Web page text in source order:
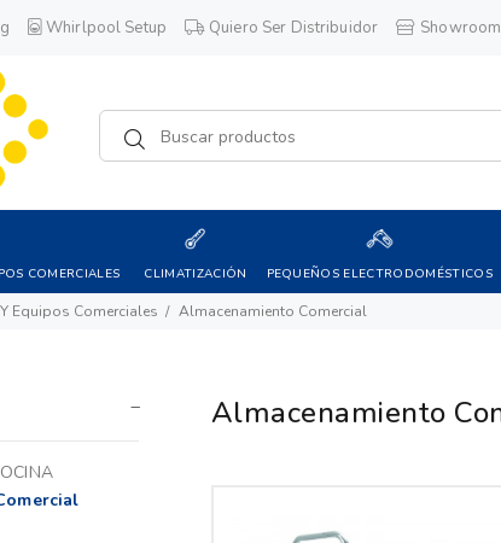
Whirlpool Setup Quiero Ser Distribuidor
COMERCIALES CLIMATIZACIÓN PEQUEÑOS ELECTRODOMÉSTICOS
Equipos Comerciales Almacenamiento Comercial
Almacenamiento